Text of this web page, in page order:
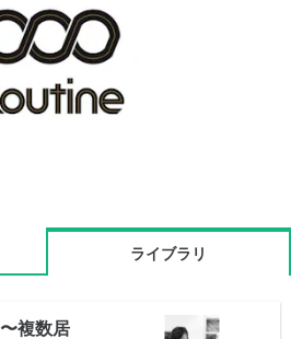
ライブラリ
複数居